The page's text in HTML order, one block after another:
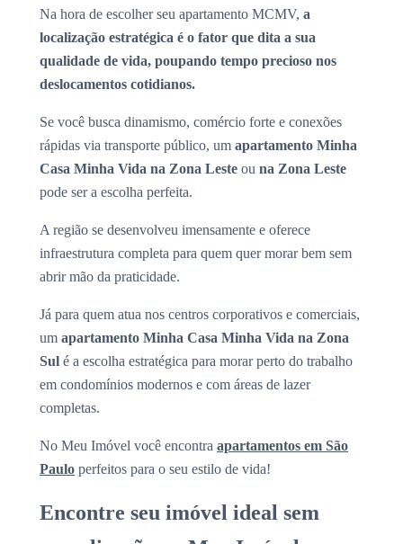
Na hora de escolher seu apartamento MCMV, a
localização estratégica é o fator que dita a sua
qualidade de vida, poupando tempo precioso nos
deslocamentos cotidianos.
Se você busca dinamismo, comércio forte e conexões
rápidas via transporte público, um apartamento Minha
Casa Minha Vida na Zona Leste ou na Zona Leste
pode ser a escolha perfeita.
A região se desenvolveu imensamente e oferece
infraestrutura completa para quem quer morar bem sem
abrir mão da praticidade.
Já para quem atua nos centros corporativos e comerciais,
um apartamento Minha Casa Minha Vida na Zona
Sul é a escolha estratégica para morar perto do trabalho
em condomínios modernos e com áreas de lazer
completas.
No Meu Imóvel você encontra apartamentos em São
Paulo perfeitos para o seu estilo de vida!
Encontre seu imóvel ideal sem